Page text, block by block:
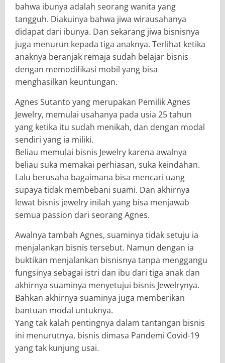
bahwa ibunya adalah seorang wanita yang
tangguh. Diakuinya bahwa jiwa wirausahanya
didapat dari ibunya. Dan sekarang jiwa bisnisnya
juga menurun kepada tiga anaknya. Terlihat ketika
anaknya beranjak remaja sudah belajar bisnis
dengan memodifikasi mobil yang bisa
menghasilkan keuntungan.
Agnes Sutanto yang merupakan Pemilik Agnes
Jewelry, memulai usahanya pada usia 25 tahun
yang ketika itu sudah menikah, dan dengan modal
sendiri yang ia miliki.
Beliau memulai bisnis Jewelry karena awalnya
beliau suka memakai perhiasan, suka keindahan.
Lalu berusaha bagaimana bisa mencari uang
supaya tidak membebani suami. Dan akhirnya
lewat bisnis jewelry inilah yang bisa menjawab
semua passion dari seorang Agnes.
Awalnya tambah Agnes, suaminya tidak setuju ia
menjalankan bisnis tersebut. Namun dengan ia
buktikan menjalankan bisnisnya tanpa menggangu
fungsinya sebagai istri dan ibu dari tiga anak dan
akhirnya suaminya menyetujui bisnis Jewelrynya.
Bahkan akhirnya suaminya juga memberikan
bantuan modal untuknya.
Yang tak kalah pentingnya dalam tantangan bisnis
ini menurutnya, bisnis dimasa Pandemi Covid-19
yang tak kunjung usai.